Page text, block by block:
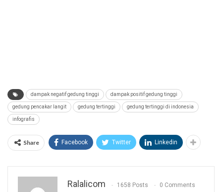
dampak negatif gedung tinggi dampak positif gedung tinggi
gedung pencakar langit gedung tertinggi gedung tertinggi di indonesia
infografis
Share Facebook Twitter Linkedin
Ralalicom 1658 Posts 0 Comments